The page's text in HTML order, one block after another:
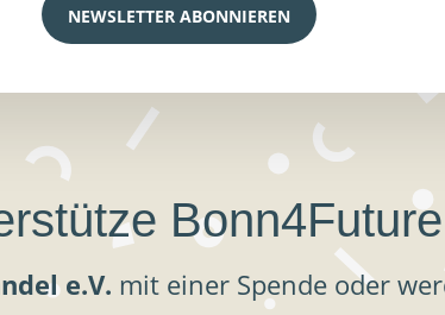
NEWSLETTER ABONNIEREN
Bonn4Future
e.V. mit einer Spende oder